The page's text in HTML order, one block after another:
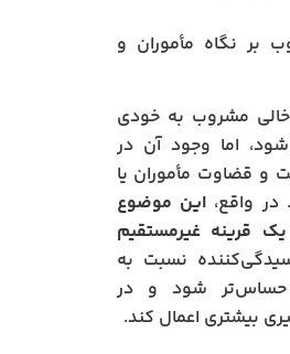
بر نگاه مأموران و
مشروب به خودی
اما وجود آن در
و قضاوت مأموران یا
در واقع،این موضوع
قرینه غیرمستقیم
نسبت به
حساس‌تر شود و در
بیشتری اعمال کند.